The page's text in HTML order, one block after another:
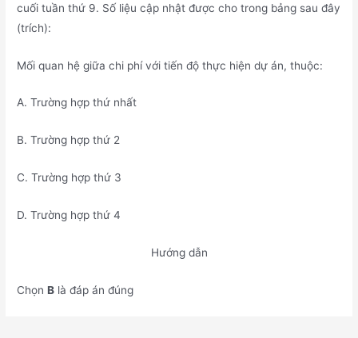
cuối tuần thứ 9. Số liệu cập nhật được cho trong bảng sau đây
(trích):
Mối quan hệ giữa chi phí với tiến độ thực hiện dự án, thuộc:
A. Trường hợp thứ nhất
B. Trường hợp thứ 2
C. Trường hợp thứ 3
D. Trường hợp thứ 4
Hướng dẫn
ChọnB là đáp án đúng